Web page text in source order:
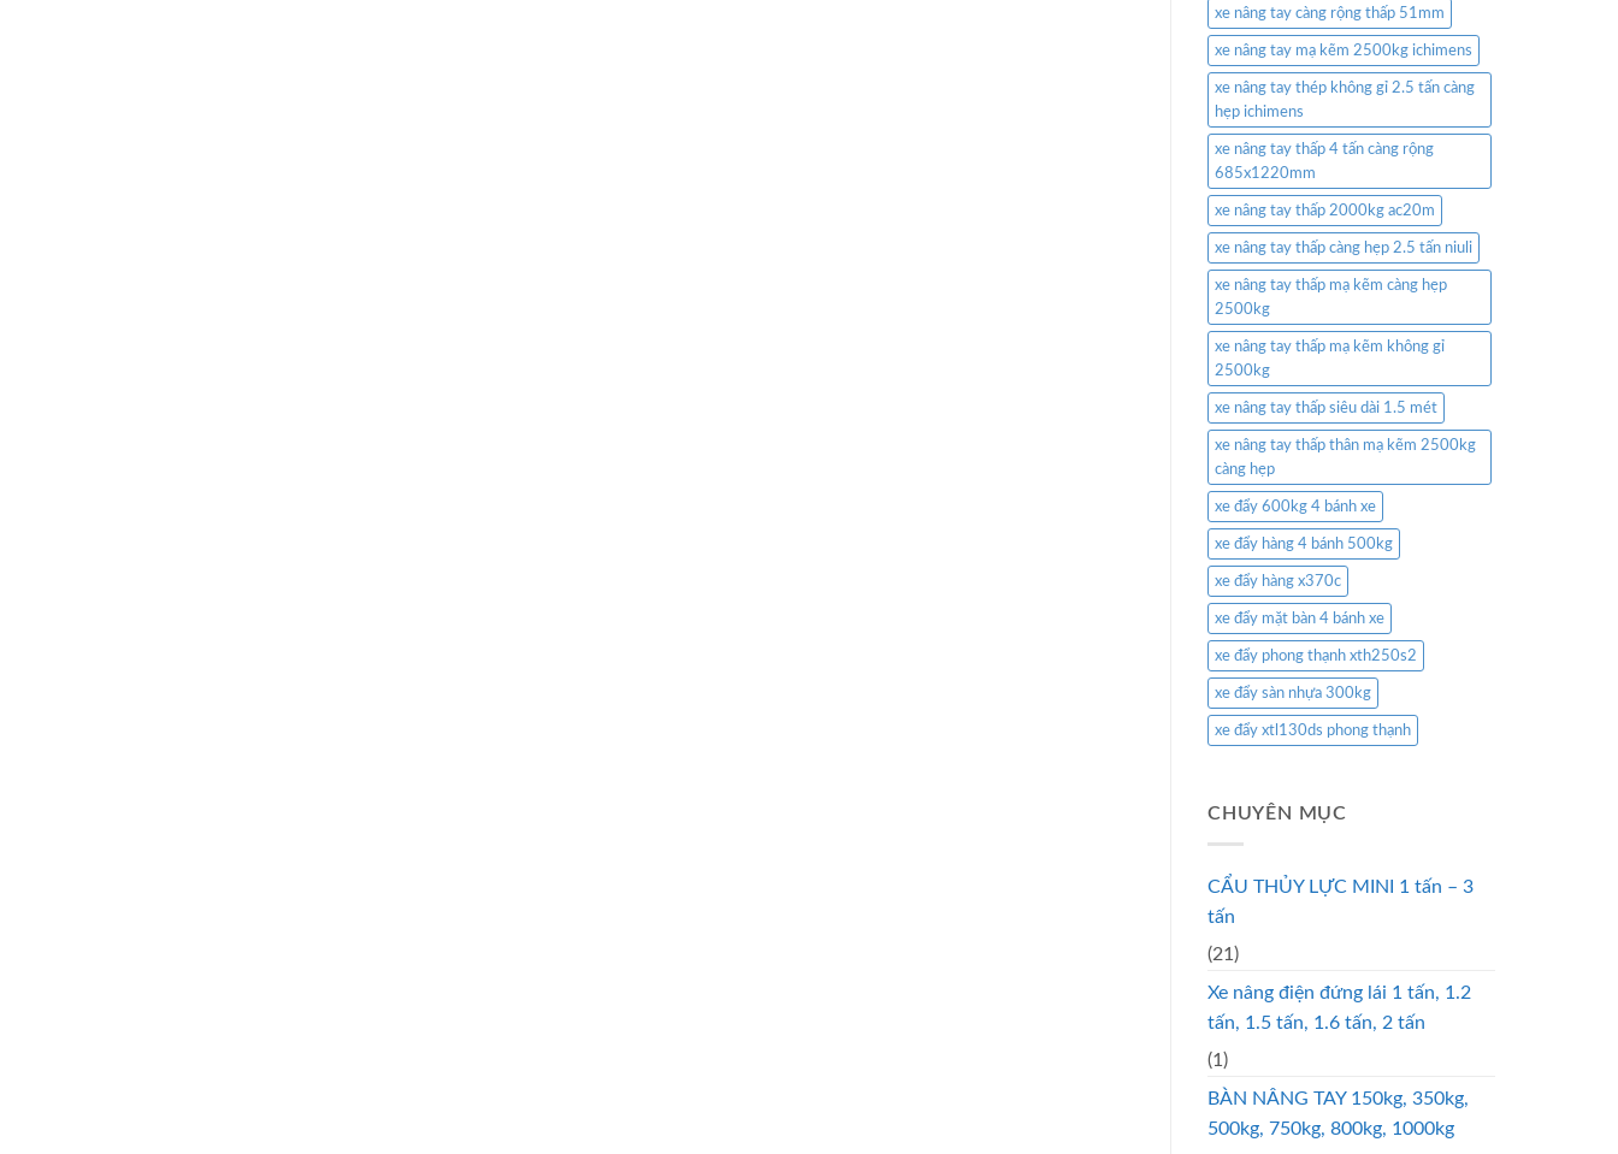
xe nâng tay càng rộng thấp 51mm
xe nâng tay mạ kẽm 2500kg ichimens
xe nâng tay thép không gỉ 2.5 tấn càng
hẹp ichimens
xe nâng tay thấp 4 tấn càng rộng
685x1220mm
xe nâng tay thấp 2000kg ac20m
xe nâng tay thấp càng hẹp 2.5 tấn niuli
xe nâng tay thấp mạ kẽm càng hẹp
2500kg
xe nâng tay thấp mạ kẽm không gỉ
2500kg
xe nâng tay thấp siêu dài 1.5 mét
xe nâng tay thấp thân mạ kẽm 2500kg
càng hẹp
xe đẩy 600kg 4 bánh xe
xe đẩy hàng 4 bánh 500kg
xe đẩy hàng x370c
xe đẩy mặt bàn 4 bánh xe
xe đẩy phong thạnh xth250s2
xe đẩy sàn nhựa 300kg
xe đẩy xtl130ds phong thạnh
CHUYÊN MỤC
CẨU THỦY LỰC MINI 1 tấn – 3
tấn
(21)
Xe nâng điện đứng lái 1 tấn, 1.2
tấn, 1.5 tấn, 1.6 tấn, 2 tấn
(1)
BÀN NÂNG TAY 150kg, 350kg,
500kg, 750kg, 800kg, 1000kg